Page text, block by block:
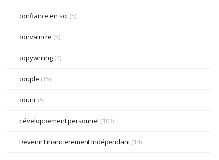
confiance en soi (5)
convaincre (5)
copywriting (4)
couple (15)
courir (5)
développement personnel (103)
Devenir Financièrement Indépendant (14)